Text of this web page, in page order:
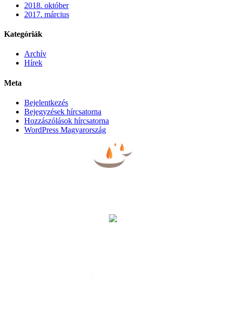
2018. október
2017. március
Kategóriák
Archív
Hírek
Meta
Bejelentkezés
Bejegyzések hírcsatorna
Hozzászólások hírcsatorna
WordPress Magyarország